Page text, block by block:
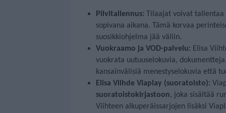
Pilvitallennus: Tilaajat voivat
sopivana aikana. Tämä korvaa
suosikkiohjelma jää väliin.
Vuokraamo ja VOD-palvelu: Elisa
vuokrata uutuuselokuvia,
kansainvälisiä menestyselokuvia että
Elisa Viihde Viaplay (suoratoisto):
suoratoistokirjastoon, joka sisältää
Viihteen alkuperäissarjojen lisäksi